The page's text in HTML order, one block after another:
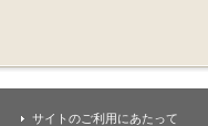
サイトのご利用にあたって